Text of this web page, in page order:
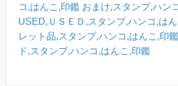
コ,はんこ,印鑑 おまけ,スタンプ,ハン
USED,ＵＳＥＤ,スタンプ,ハンコ,は
レット品,スタンプ,ハンコ,はんこ,印鑑
ド,スタンプ,ハンコ,はんこ,印鑑